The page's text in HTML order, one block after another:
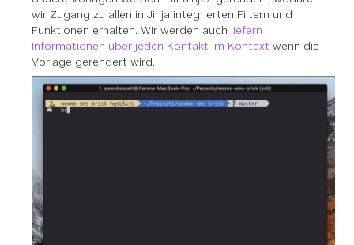
wir Zugang zu allen in Jinja integrierten Filtern und
Funktionen erhalten. Wir werden auch liefern
Informationen über jeden Kontakt im Kontext wenn die
Vorlage gerendert wird.